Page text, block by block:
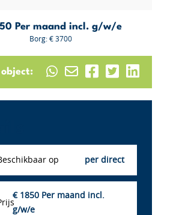
Per maand incl. g/w/e
Borg: € 3700
op per direct
€ 1850 Per maand incl.
g/w/e